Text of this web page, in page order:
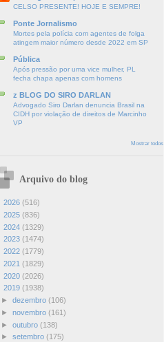
CELSO PRESENTE! HOJE E SEMPRE!
Ponte Jornalismo
Mortes pela polícia com agentes de folga
atingem maior número desde 2022 em SP
Pública
Após pressão por uma vice mulher, PL
fecha chapa apenas com homens
z BLOG DO SIRO DARLAN
Advogado Siro Darlan denuncia Brasil na
CIDH por violação de direitos de Marcinho
VP
Mostrar todos
Arquivo do blog
2026 (516)
2025 (836)
2024 (1329)
2023 (1474)
2022 (1779)
2021 (1829)
2020 (2026)
2019 (1938)
► dezembro (106)
► novembro (161)
► outubro (138)
► setembro (175)